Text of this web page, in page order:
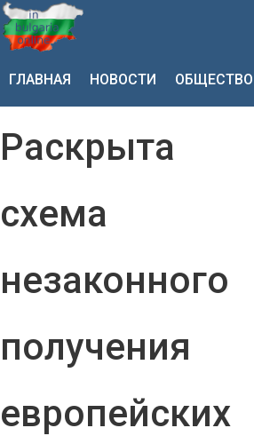
ГЛАВНАЯ НОВОСТИ ОБЩЕСТВО
Раскрыта
схема
незаконного
получения
европейских